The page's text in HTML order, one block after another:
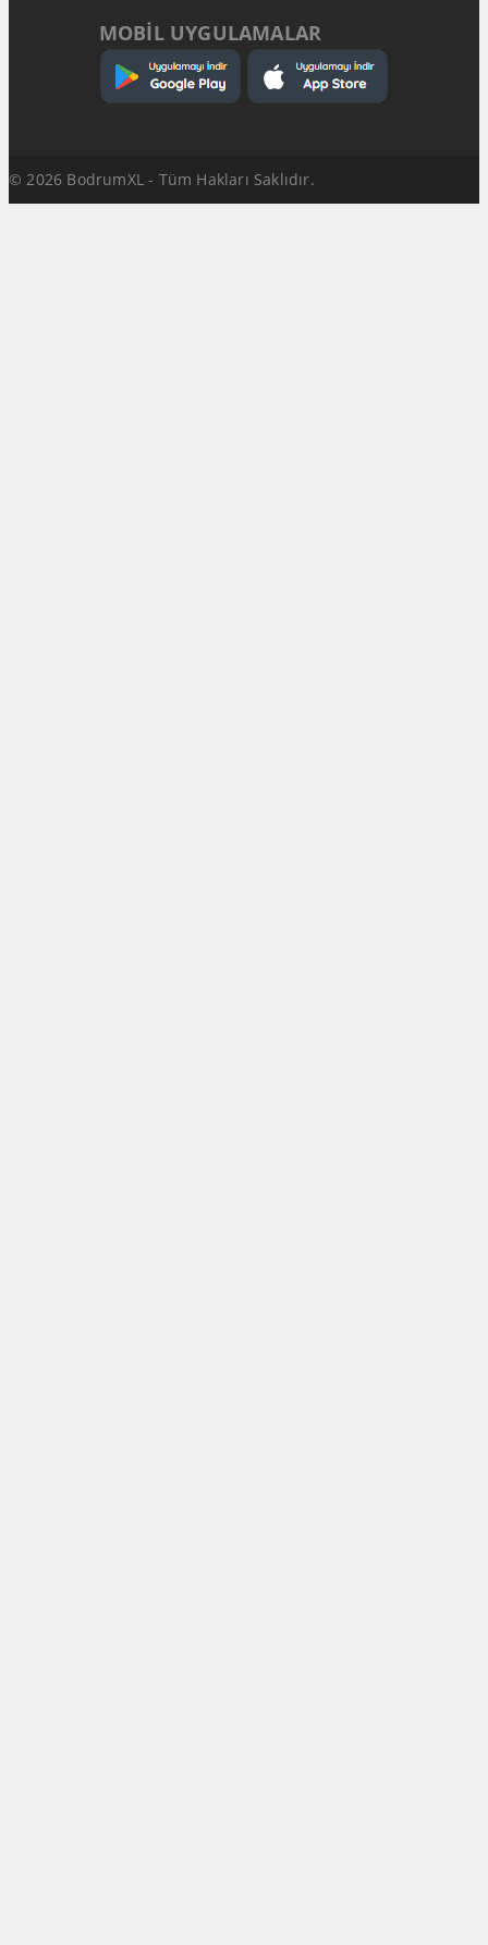
MOBİL UYGULAMALAR
© 2026 BodrumXL - Tüm Hakları Saklıdır.